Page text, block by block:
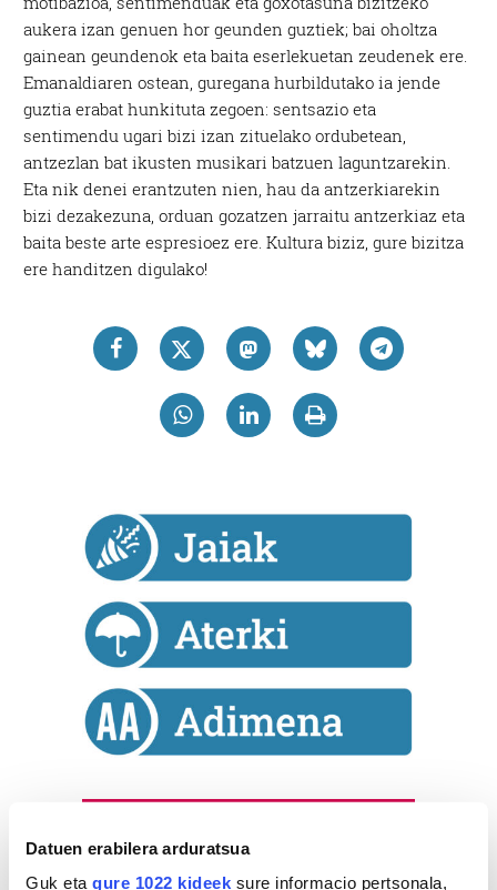
Datuen erabilera arduratsua
Guk eta gure 1022 kideek sure informacio pertsonala,
aukera izan genuen hor geunden guztiek; bai oholtza
gainean geundenok eta baita eserlekuetan zeudenek ere.
Emanaldiaren ostean, guregana hurbildutako ia jende
guztia erabat hunkituta zegoen: sentsazio eta
sentimendu ugari bizi izan zituelako ordubetean,
antzezlan bat ikusten musikari batzuen laguntzarekin.
Eta nik denei erantzuten nien, hau da antzerkiarekin
bizi dezakezuna, orduan gozatzen jarraitu antzerkiaz eta
baita beste arte espresioez ere. Kultura biziz, gure bizitza
ere handitzen digulako!